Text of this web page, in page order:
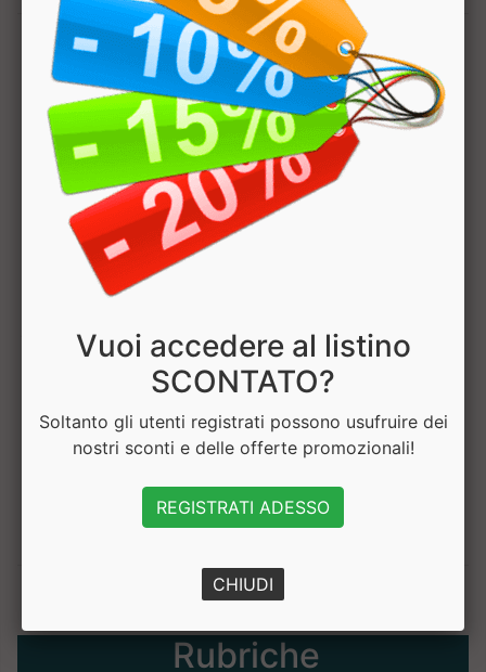
1
Hai bisogno di aiuto? Chatta con noi
Rubriche
Vuoi accedere al listino
SCONTATO?
Soltanto gli utenti registrati possono usufruire dei
nostri sconti e delle offerte promozionali!
REGISTRATI ADESSO
CHIUDI